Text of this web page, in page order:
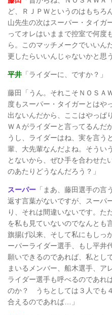
ど、ＲＪＰＷというのはもちろ
山先生の次はスーパー・タイガ
ってオレはいままで控室で何度
ら。このマッチメークでいいん
更したらいいんじゃないかと思
平井 「ライダーに、ですか？」
藤田「うん。それこそＮＯＳＡ
度もスーパー・タイガーとはや
出ないんだから、ここはやっぱ
ＷＡがライダーと言ってるんだ
うし、ライダーはね、実を言う
輩、大先輩なんだよね。そうい
とないから、ぜひ手を合わせた
のあたりどうなんだろう？」
スーパー 「まあ、藤田選手の
返す言葉がないですが、スーパ
り、それは間違いないです。た
を私も見ていないのでなんとも
旗揚げ以来、そして私にもしっ
ーパーライダー選手、もし平井
願いできるのであれば、私とし
まいるメンバー、船木選手、ア
ライダー選手も呼べるのであれ
のか？ うちとしては３人でも
合えるのであれば…」